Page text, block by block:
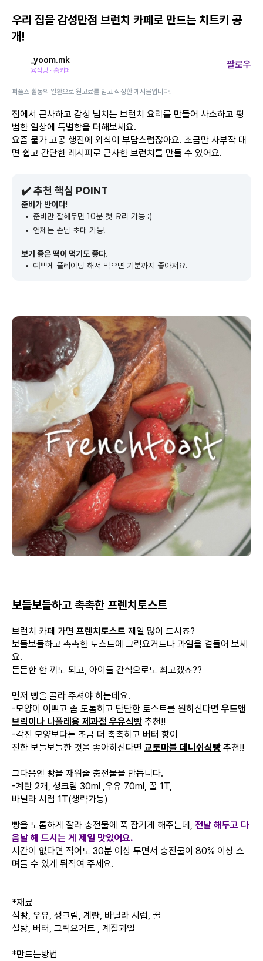
우리 집을 감성만점 브런치 카페로 만드는 치트키 공
개!
_yoom.mk
윰식당 · 홈카페
팔로우
퍼플즈 활동의 일환으로 원고료를 받고 작성한 게시물입니다.
집에서 근사하고 감성 넘치는 브런치 요리를 만들어 사소하고 평
범한 일상에 특별함을 더해보세요.
요즘 물가 고공 행진에 외식이 부담스럽잖아요. 조금만 사부작 대
면 쉽고 간단한 레시피로 근사한 브런치를 만들 수 있어요.
✔️ 추천 핵심 POINT
준비가 반이다!
준비만 잘해두면 10분 컷 요리 가능 :)
언제든 손님 초대 가능!
보기 좋은 떡이 먹기도 좋다.
예쁘게 플레이팅 해서 먹으면 기분까지 좋아져요.
보들보들하고 촉촉한 프렌치토스트
브런치 카페 가면 프렌치토스트 제일 많이 드시죠?
보들보들하고 촉촉한 토스트에 그릭요거트나 과일을 곁들어 보세
요.
든든한 한 끼도 되고, 아이들 간식으로도 최고겠죠??
먼저 빵을 골라 주셔야 하는데요.
-모양이 이쁘고 좀 도톰하고 단단한 토스트를 원하신다면 우드앤
브릭이나 나폴레용 제과점 우유식빵 추천!!
-각진 모양보다는 조금 더 촉촉하고 버터 향이
진한 보들보들한 것을 좋아하신다면 교토마블 데니쉬식빵 추천!!
그다음엔 빵을 재워줄 충전물을 만듭니다.
-계란 2개, 생크림 30ml ,우유 70ml, 꿀 1T,
바닐라 시럽 1T(생략가능)
빵을 도톰하게 잘라 충전물에 푹 잠기게 해주는데, 전날 해두고 다
음날 해 드시는 게 제일 맛있어요.
시간이 없다면 적어도 30분 이상 두면서 충전물이 80% 이상 스
며들 수 있게 뒤적여 주세요.
*재료
식빵, 우유, 생크림, 계란, 바닐라 시럽, 꿀
설탕, 버터, 그릭요거트 , 계절과일
*만드는방법